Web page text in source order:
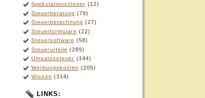
Spekulationssteuer (12)
Steuerberatung (79)
Steuerberechnung (27)
Steuerformulare (22)
Steuersoftware (58)
Steuerurteile (289)
Umsatzssteuer (144)
Werbungskosten (205)
Wissen (314)
LINKS: